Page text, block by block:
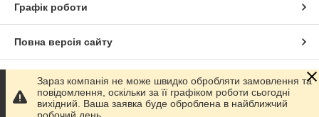
Графік роботи
Повна версія сайту
Сайт створено на маркетплейсі Prom.ua
Політика конфіденційності
Зараз компанія не може швидко обробляти замовлення та
повідомлення, оскільки за її графіком роботи сьогодні
вихідний. Ваша заявка буде оброблена в найближчий